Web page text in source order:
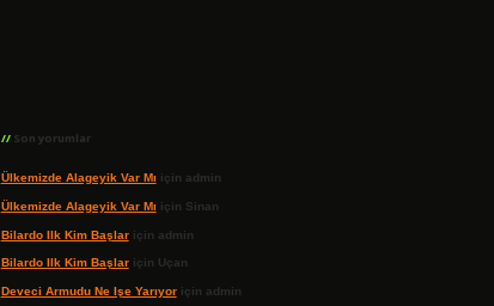
Son yorumlar
Ülkemizde Alageyik Var Mı için admin
Ülkemizde Alageyik Var Mı için Sinan
Bilardo Ilk Kim Başlariçin admin
Bilardo Ilk Kim Başlariçin Uçan
Deveci Armudu Ne Işe Yarıyoriçin admin